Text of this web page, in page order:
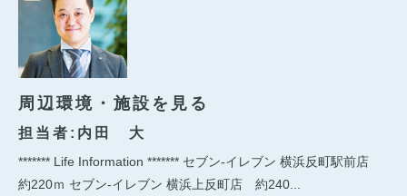
周辺環境・施設を見る
担当者:内田 大
******* Life Information ******* セブン-イレブン 横浜反町駅前店
約220ｍ セブン-イレブン 横浜上反町店 約240...